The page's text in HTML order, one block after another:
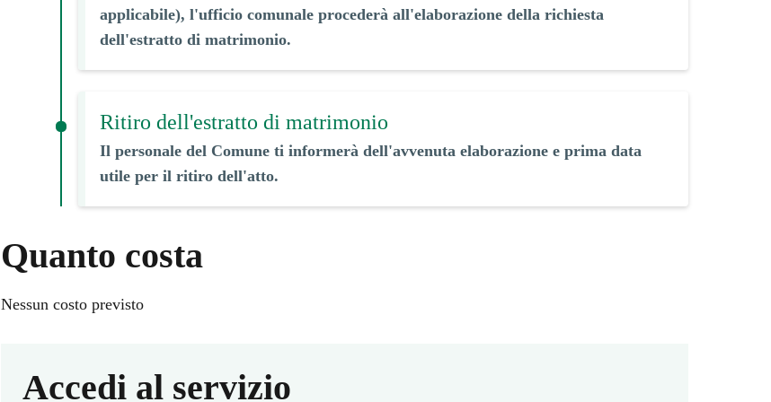
applicabile), l'ufficio comunale procederà all'elaborazione della richiesta
dell'estratto di matrimonio.
Ritiro dell'estratto di matrimonio
Il personale del Comune ti informerà dell'avvenuta elaborazione e prima data
utile per il ritiro dell'atto.
Quanto costa
Nessun costo previsto
Accedi al servizio